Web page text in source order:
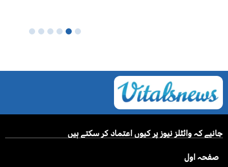
جانیے کہ وائٹلز نیوز پر کیوں اعتماد کر سکتے ہیں
صفحہ اول